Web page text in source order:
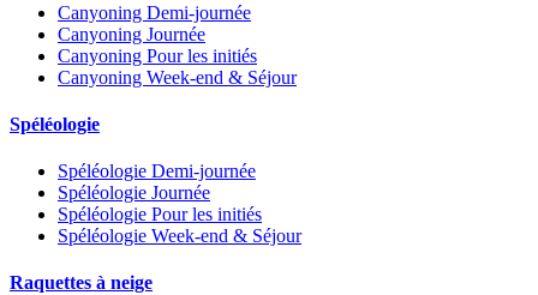
Canyoning Demi-journée
Canyoning Journée
Canyoning Pour les initiés
Canyoning Week-end & Séjour
Spéléologie
Spéléologie Demi-journée
Spéléologie Journée
Spéléologie Pour les initiés
Spéléologie Week-end & Séjour
Raquettes à neige